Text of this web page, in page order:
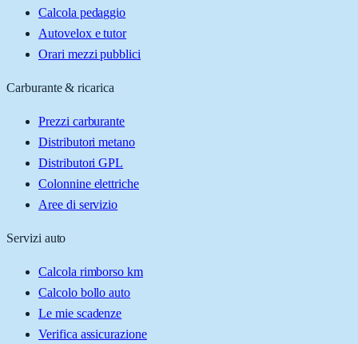
Calcola pedaggio
Autovelox e tutor
Orari mezzi pubblici
Carburante & ricarica
Prezzi carburante
Distributori metano
Distributori GPL
Colonnine elettriche
Aree di servizio
Servizi auto
Calcola rimborso km
Calcolo bollo auto
Le mie scadenze
Verifica assicurazione